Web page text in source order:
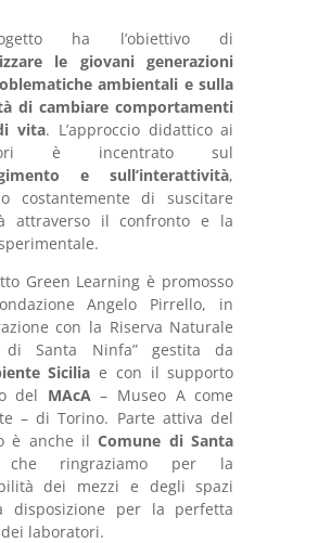
ha l’obiettivo di
le giovani generazioni
ambientali e sulla
di cambiare comportamenti
vita. L’approccio didattico ai
è incentrato sul
e sull’interattività,
costantemente di suscitare
attraverso il confronto e la
Green Learning è promosso
Angelo Pirrello, in
con la Riserva Naturale
di Santa Ninfa” gestita da
Sicilia e con il supporto
del MAcA– Museo A come
– di Torino. Parte attiva del
è anche ilComune di Santa
ringraziamo per la
dei mezzi e degli spazi
disposizione per la perfetta
laboratori.